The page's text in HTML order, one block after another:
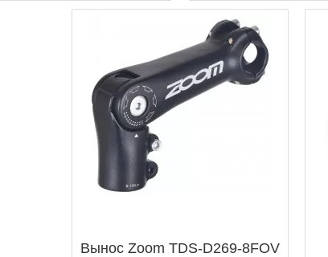
Вынос Zoom TDS-D269-8FOV